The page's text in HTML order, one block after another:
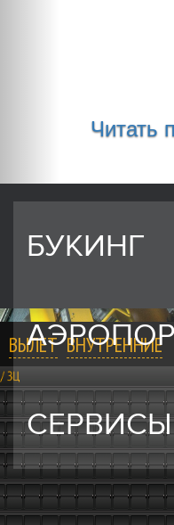
Читать
БУКИНГ
СЕРВИСЫ
ВЫЛЕТ ВНУТРЕННИЕ